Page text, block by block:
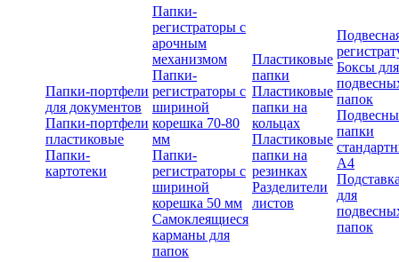
Папки-портфели
для документов
Папки-портфели
пластиковые
Папки-
картотеки
Папки-
регистраторы с
арочным
механизмом
Папки-
регистраторы с
шириной
корешка 70-80
мм
Папки-
регистраторы с
шириной
корешка 50 мм
Самоклеящиеся
карманы для
папок
Пластиковые
папки
Пластиковые
папки на
кольцах
Пластиковые
папки на
резинках
Разделители
листов
Боксы для
папок
папки
А4
для
папок